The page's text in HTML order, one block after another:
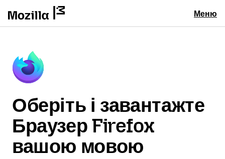
Меню
Оберіть і завантажте
Браузер Firefox
вашою мовою